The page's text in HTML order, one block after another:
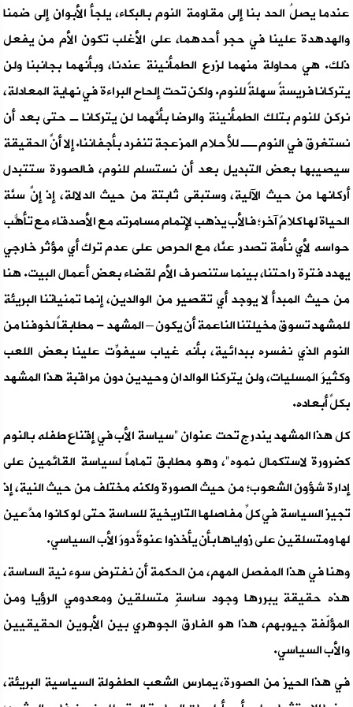
عندما يصلُ الحد بنا إلى مقاومة النوم بالبكاء، يلجأ الأبوان إلى ضمنا
والهدهدة علينا في حجر أحدهما، على الأغلب تكون الأم من يفعل
ذلك. هي محاولة منهما لزرع الطمأنينة عندنا، وبأنهما بجانبنا ولن
يتركانا فريسةً سهلةً للنوم. ولكن تحت إلحاح البراءة في نهاية المعادلة،
نركن للنوم بتلك الطمأنينة والرضا بأنَّهما لن يتركانا ـ حتى بعد أن
نستغرق في النوم ــ للأحلام المزعجة تنفرد بأجفاننا. إلا أنَّ الحقيقة
سيصيبها بعض التبديل بعد أن نستسلم للنوم، فالصورة ستتبدل
أركانها من حيث الآلية، وستبقى ثابتة من حيث الدلالة، إذ إنَّ سنَّة
الحياة لها كلامٌ آخر؛ فالأب يذهب لإتمام مسامرته مع الأصدقاء مع تأهُّب
حواسه لأي نأمة تصدر عنَّا، مع الحرص على عدم ترك أي مؤثر خارجي
يهدد فترة راحتنا، بينما ستنصرف الأم لقضاء بعض أعمال البيت. هنا
من حيث المبدأ لا يوجد أي تقصير من الوالدين، إنما تمنياتنا البريئة
للمشهد تسوق مخيلتنا الناعمة أن يكون – المشهد - مطابقاً لخوفنا من
النوم الذي نفسره ببدائية، بأنه غياب سيفوِّت علينا بعض اللعب
وكثيرَ المسليات، ولن يتركنا الوالدان وحيدين دون مراقبة هذا المشهد
بكلِّ أبعاده.
كل هذا المشهد يندرج تحت عنوان "سياسة الأب في إقناع طفله بالنوم
كضرورة لاستكمال نموه"، وهو مطابق تماماً لسياسة القائمين على
إدارة شؤون الشعوب؛ من حيث الصورة ولكنه مختلف من حيث النية، إذ
تجيز السياسة في كلِّ مفاصلها التاريخية للساسة حتى لو كانوا مدَّعين
لها ومتسلقين على زواياها بأن يأخذوا عنوةً دورَ الأب السياسي.
وهنا في هذا المفصل المهم، من الحكمة أن نفترض سوء نية الساسة،
هذه حقيقة يبررها وجود ساسةٍ متسلقين ومعدومي الرؤيا ومن
المؤلّفة جيوبهم، هذا هو الفارق الجوهري بين الأبوين الحقيقيين
والأب السياسي.
في هذا الحيز من الصورة، يمارس الشعب الطفولة السياسية البريئة،